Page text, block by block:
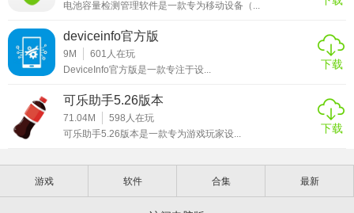
电池容量检测管理软件是一款专为移动设备（...
deviceinfo官方版
9M 601 人在玩
DeviceInfo官方版是一款专注于设...
下载
可乐助手5.26版本
71.04M 598 人在玩
可乐助手5.26版本是一款专为游戏玩家设...
下载
游戏 软件 合集 最新